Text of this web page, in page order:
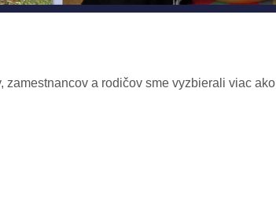
a rodičov sme vyzbierali viac ako